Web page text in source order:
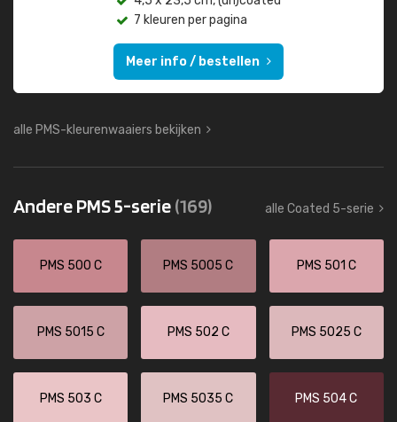
7 kleuren per pagina
Meer info / bestellen
alle PMS-kleurenwaaiers bekijken
Andere PMS 5-serie(169) alle Coated 5-serie
PMS 500 C PMS 5005 C PMS 501 C
PMS 5015 C PMS 502 C PMS 5025 C
PMS 503 C PMS 5035 C PMS 504 C